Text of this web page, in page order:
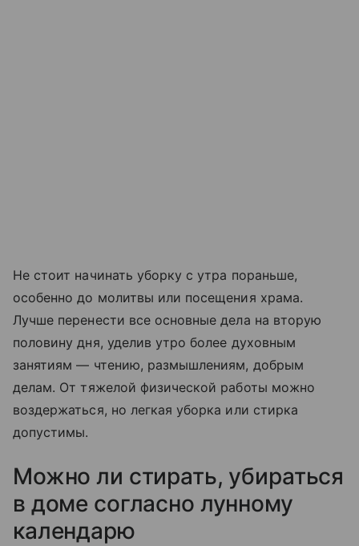
Не стоит начинать уборку с утра пораньше,
особенно до молитвы или посещения храма.
Лучше перенести все основные дела на вторую
половину дня, уделив утро более духовным
занятиям — чтению, размышлениям, добрым
делам. От тяжелой физической работы можно
воздержаться, но легкая уборка или стирка
допустимы.
Можно ли стирать, убираться
в доме согласно лунному
календарю